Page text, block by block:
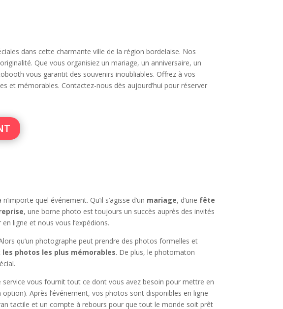
dans cette charmante ville de la région bordelaise. Nos
Que vous organisiez un mariage, un anniversaire, un
vous garantit des souvenirs inoubliables. Offrez à vos
et mémorables. Contactez-nous dès aujourd’hui pour réserver
quel événement. Qu’il s’agisse d’un mariage, d’une fête
, une borne photo est toujours un succès auprès des invités
ligne et nous vous l’expédions.
qu’un photographe peut prendre des photos formelles et
les photos les plus mémorables. De plus, le photomaton
vous fournit tout ce dont vous avez besoin pour mettre en
Après l’événement, vos photos sont disponibles en ligne
tactile et un compte à rebours pour que tout le monde soit prêt